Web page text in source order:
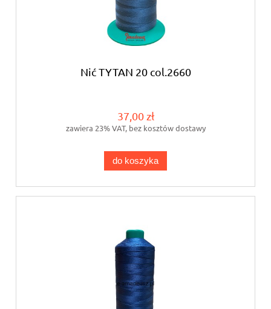
Nić TYTAN 20 col.2660
37,00 zł
zawiera 23% VAT, bez kosztów dostawy
do koszyka